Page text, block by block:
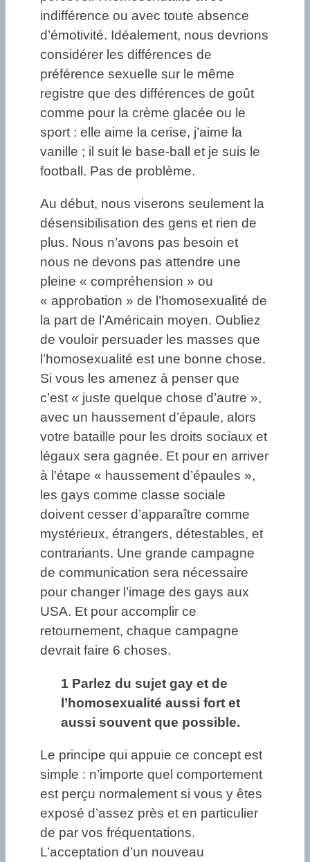
indifférence ou avec toute absence
d’émotivité. Idéalement, nous devrions
considérer les différences de
préférence sexuelle sur le même
registre que des différences de goût
comme pour la crème glacée ou le
sport : elle aime la cerise, j’aime la
vanille ; il suit le base-ball et je suis le
football. Pas de problème.
Au début, nous viserons seulement la
désensibilisation des gens et rien de
plus. Nous n’avons pas besoin et
nous ne devons pas attendre une
pleine « compréhension » ou
« approbation » de l’homosexualité de
la part de l’Américain moyen. Oubliez
de vouloir persuader les masses que
l’homosexualité est une bonne chose.
Si vous les amenez à penser que
c’est « juste quelque chose d’autre »,
avec un haussement d’épaule, alors
votre bataille pour les droits sociaux et
légaux sera gagnée. Et pour en arriver
à l’étape « haussement d’épaules »,
les gays comme classe sociale
doivent cesser d’apparaître comme
mystérieux, étrangers, détestables, et
contrariants. Une grande campagne
de communication sera nécessaire
pour changer l’image des gays aux
USA. Et pour accomplir ce
retournement, chaque campagne
devrait faire 6 choses.
1 Parlez du sujet gay et de
l’homosexualité aussi fort et
aussi souvent que possible.
Le principe qui appuie ce concept est
simple : n’importe quel comportement
est perçu normalement si vous y êtes
exposé d’assez près et en particulier
de par vos fréquentations.
L’acceptation d’un nouveau